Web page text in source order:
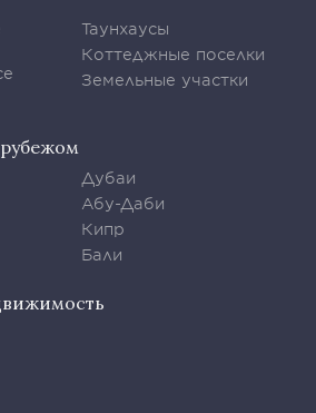
Таунхаусы
Коттеджные поселки
Земельные участки
Дубаи
Абу-Даби
Кипр
Бали